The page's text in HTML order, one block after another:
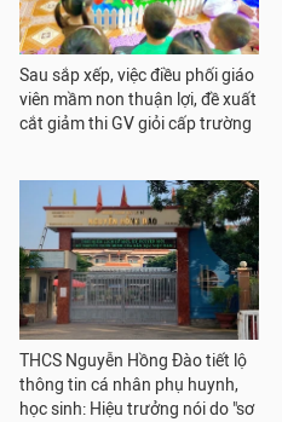
Sau sắp xếp, việc điều phối giáo
viên mầm non thuận lợi, đề xuất
cắt giảm thi GV giỏi cấp trường
THCS Nguyễn Hồng Đào tiết lộ
thông tin cá nhân phụ huynh,
học sinh: Hiệu trưởng nói do "sơ